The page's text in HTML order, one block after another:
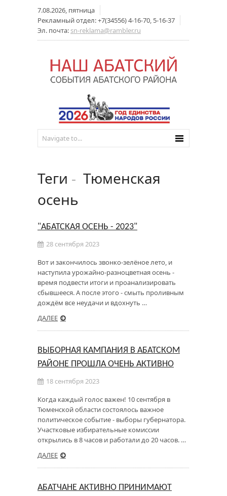
7.08.2026, пятница
Рекламный отдел: +7(34556) 4-16-70, 5-16-37
Эл. почта: sn-reklama@rambler.ru
Теги - Тюменская
осень
"АБАТСКАЯ ОСЕНЬ - 2023"
28 сентября 2023
Вот и закончилось звонко-зелёное лето, и
наступила урожайно-разноцветная осень -
время подвести итоги и проанализировать
сбывшееся. А после этого - смыть проливным
дождём все неудачи и вдохнуть …
ДАЛЕЕ
ВЫБОРНАЯ КАМПАНИЯ В АБАТСКОМ
РАЙОНЕ ПРОШЛА ОЧЕНЬ АКТИВНО
18 сентября 2023
Когда каждый голос важен! 10 сентября в
Тюменской области состоялось важное
политическое событие - выборы губернатора.
Участковые избирательные комиссии
открылись в 8 часов и работали до 20 часов. …
ДАЛЕЕ
АБАТЧАНЕ АКТИВНО ПРИНИМАЮТ